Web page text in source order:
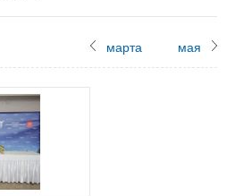
марта мая